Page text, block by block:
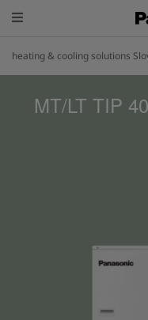
heating & cooling solutions
MT/LT TIP